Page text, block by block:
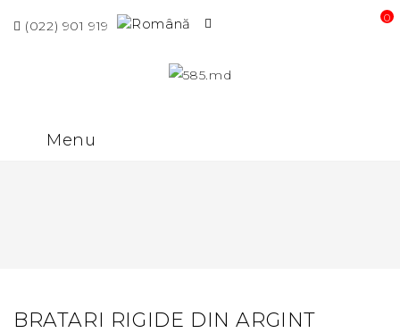
(022) 901 919
0
Menu
BRATARI RIGIDE DIN ARGINT